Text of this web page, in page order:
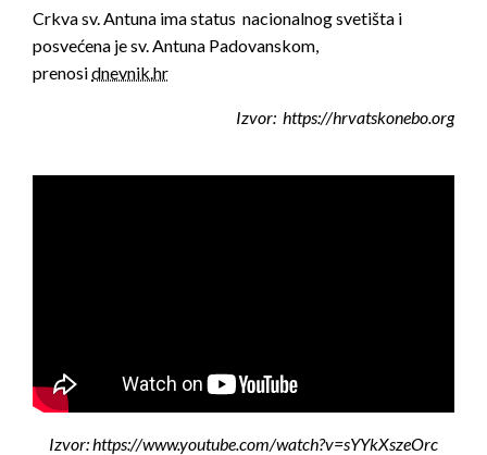
Crkva sv. Antuna ima status nacionalnog svetišta i
posvećena je sv. Antuna Padovanskom,
prenosidnevnik.hr
Izvor: https://hrvatskonebo.org
Izvor: https://www.youtube.com/watch?v=sYYkXszeOrc